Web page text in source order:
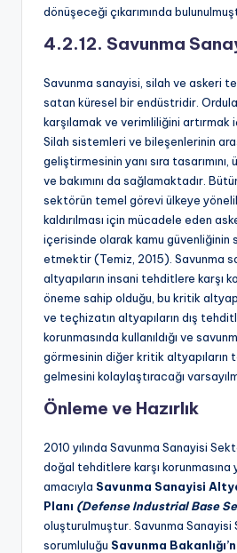
dönüşeceği çıkarımında
4.2.12. Savunma
Savunma sanayisi, silah ve askeri
satan küresel bir endüstridir.
karşılamak ve verimliliğini artırmak
Silah sistemleri ve bileşenlerinin
geliştirmesinin yanı sıra tasarımını,
ve bakımını da sağlamaktadır.
sektörün temel görevi ülkeye
kaldırılması için mücadele eden
içerisinde olarak kamu güvenliğinin
etmektir (Temiz, 2015). Savunma
altyapıların insani tehditlere karşı
öneme sahip olduğu, bu kritik
ve teçhizatın altyapıların dış
korunmasında kullanıldığı ve
görmesinin diğer kritik altyapıların
gelmesini kolaylaştıracağı
Önleme ve Hazırlık
2010 yılında Savunma Sanayisi
doğal tehditlere karşı korunmasına
amacıyla Savunma Sanayisi
Planı (Defense Industrial Base
oluşturulmuştur. Savunma Sanayisi
sorumluluğu Savunma